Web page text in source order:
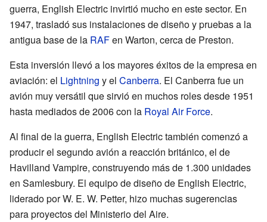
guerra, English Electric invirtió mucho en este sector. En
1947, trasladó sus instalaciones de diseño y pruebas a la
antigua base de la RAFen Warton, cerca de Preston.
Esta inversión llevó a los mayores éxitos de la empresa en
aviación: el Lightning y el Canberra. El Canberra fue un
avión muy versátil que sirvió en muchos roles desde 1951
hasta mediados de 2006 con la Royal Air Force.
Al final de la guerra, English Electric también comenzó a
producir el segundo avión a reacción británico, el de
Havilland Vampire, construyendo más de 1.300 unidades
en Samlesbury. El equipo de diseño de English Electric,
liderado por W. E. W. Petter, hizo muchas sugerencias
para proyectos del Ministerio del Aire.